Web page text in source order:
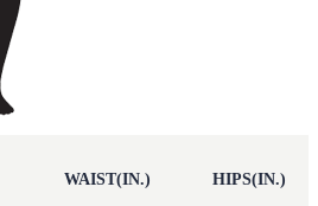
WAIST(IN.) HIPS(IN.)